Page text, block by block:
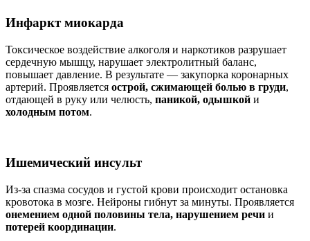
Инфаркт миокарда
Токсическое воздействие алкоголя и наркотиков разрушает
сердечную мышцу, нарушает электролитный баланс,
повышает давление. В результате — закупорка коронарных
артерий. Проявляется острой, сжимающей болью в груди,
отдающей в руку или челюсть, паникой, одышкой и
холодным потом.
Ишемический инсульт
Из-за спазма сосудов и густой крови происходит остановка
кровотока в мозге. Нейроны гибнут за минуты. Проявляется
онемением одной половины тела, нарушением речи и
потерей координации.